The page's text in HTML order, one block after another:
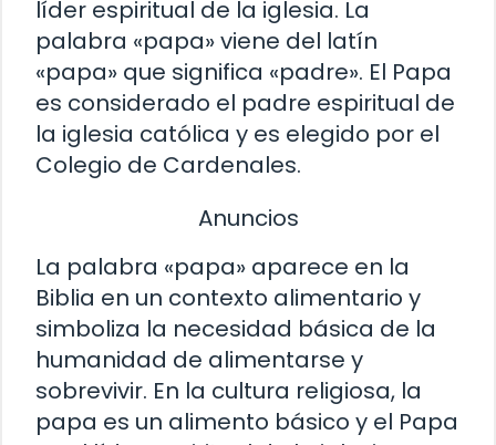
líder espiritual de la iglesia. La
palabra «papa» viene del latín
«papa» que significa «padre». El Papa
es considerado el padre espiritual de
la iglesia católica y es elegido por el
Colegio de Cardenales.
Anuncios
La palabra «papa» aparece en la
Biblia en un contexto alimentario y
simboliza la necesidad básica de la
humanidad de alimentarse y
sobrevivir. En la cultura religiosa, la
papa es un alimento básico y el Papa